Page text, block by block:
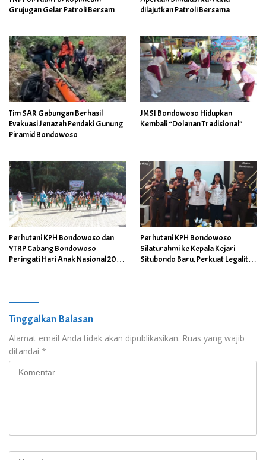
Grujugan Gelar Patroli Bersama
dilajutkan Patroli Bersama
Tim SAR Gabungan Berhasil
Evakuasi Jenazah Pendaki Gunung
Piramid Bondowoso
JMSI Bondowoso Hidupkan
Kembali “Dolanan Tradisional”
Perhutani KPH Bondowoso dan
YTRP Cabang Bondowoso
Peringati Hari Anak Nasional 2026
Perhutani KPH Bondowoso
Silaturahmi ke Kepala Kejari
Situbondo Baru, Perkuat Legalitas
Tinggalkan Balasan
Alamat email Anda tidak akan dipublikasikan. Ruas yang wajib
ditandai *